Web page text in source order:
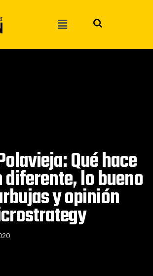
Qué hace
lo bueno
y opinión